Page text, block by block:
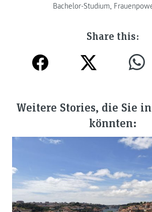
Bachelor-Studium,
Share this:
Weitere Stories, die Sie
könnten: